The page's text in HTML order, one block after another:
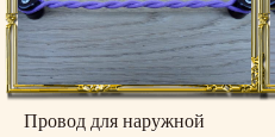
можно
выбрать
на
странице
товара.
Провод для наружной